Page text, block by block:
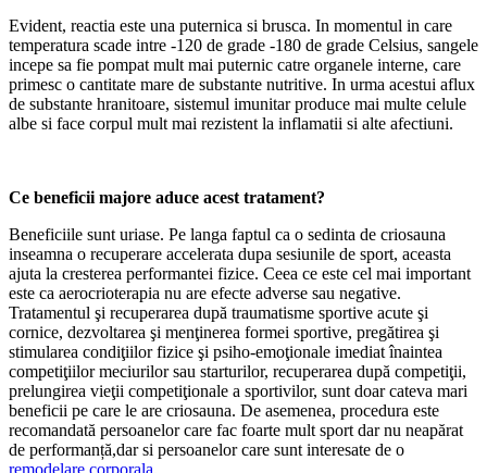
Evident, reactia este una puternica si brusca. In momentul in care
temperatura scade intre -120 de grade -180 de grade Celsius, sangele
incepe sa fie pompat mult mai puternic catre organele interne, care
primesc o cantitate mare de substante nutritive. In urma acestui aflux
de substante hranitoare, sistemul imunitar produce mai multe celule
albe si face corpul mult mai rezistent la inflamatii si alte afectiuni.
Ce beneficii majore aduce acest tratament?
Beneficiile sunt uriase. Pe langa faptul ca o sedinta de criosauna
inseamna o recuperare accelerata dupa sesiunile de sport, aceasta
ajuta la cresterea performantei fizice. Ceea ce este cel mai important
este ca aerocrioterapia nu are efecte adverse sau negative.
Tratamentul şi recuperarea după traumatisme sportive acute şi
cornice, dezvoltarea şi menţinerea formei sportive, pregătirea şi
stimularea condiţiilor fizice şi psiho-emoţionale imediat înaintea
competiţiilor meciurilor sau starturilor, recuperarea după competiţii,
prelungirea vieţii competiţionale a sportivilor, sunt doar cateva mari
beneficii pe care le are criosauna. De asemenea, procedura este
recomandată persoanelor care fac foarte mult sport dar nu neapărat
de performanță,dar si persoanelor care sunt interesate de o
remodelare corporala.